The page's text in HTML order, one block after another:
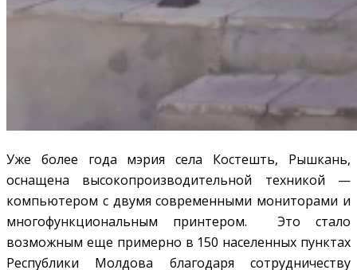
Уже более года мэрия села Костешть, Рышкань,
оснащена высокопроизводительной техникой —
компьютером с двумя современными мониторами и
многофункциональным принтером. Это стало
возможным еще примерно в 150 населенных пунктах
Республики Молдова благодаря сотрудничеству